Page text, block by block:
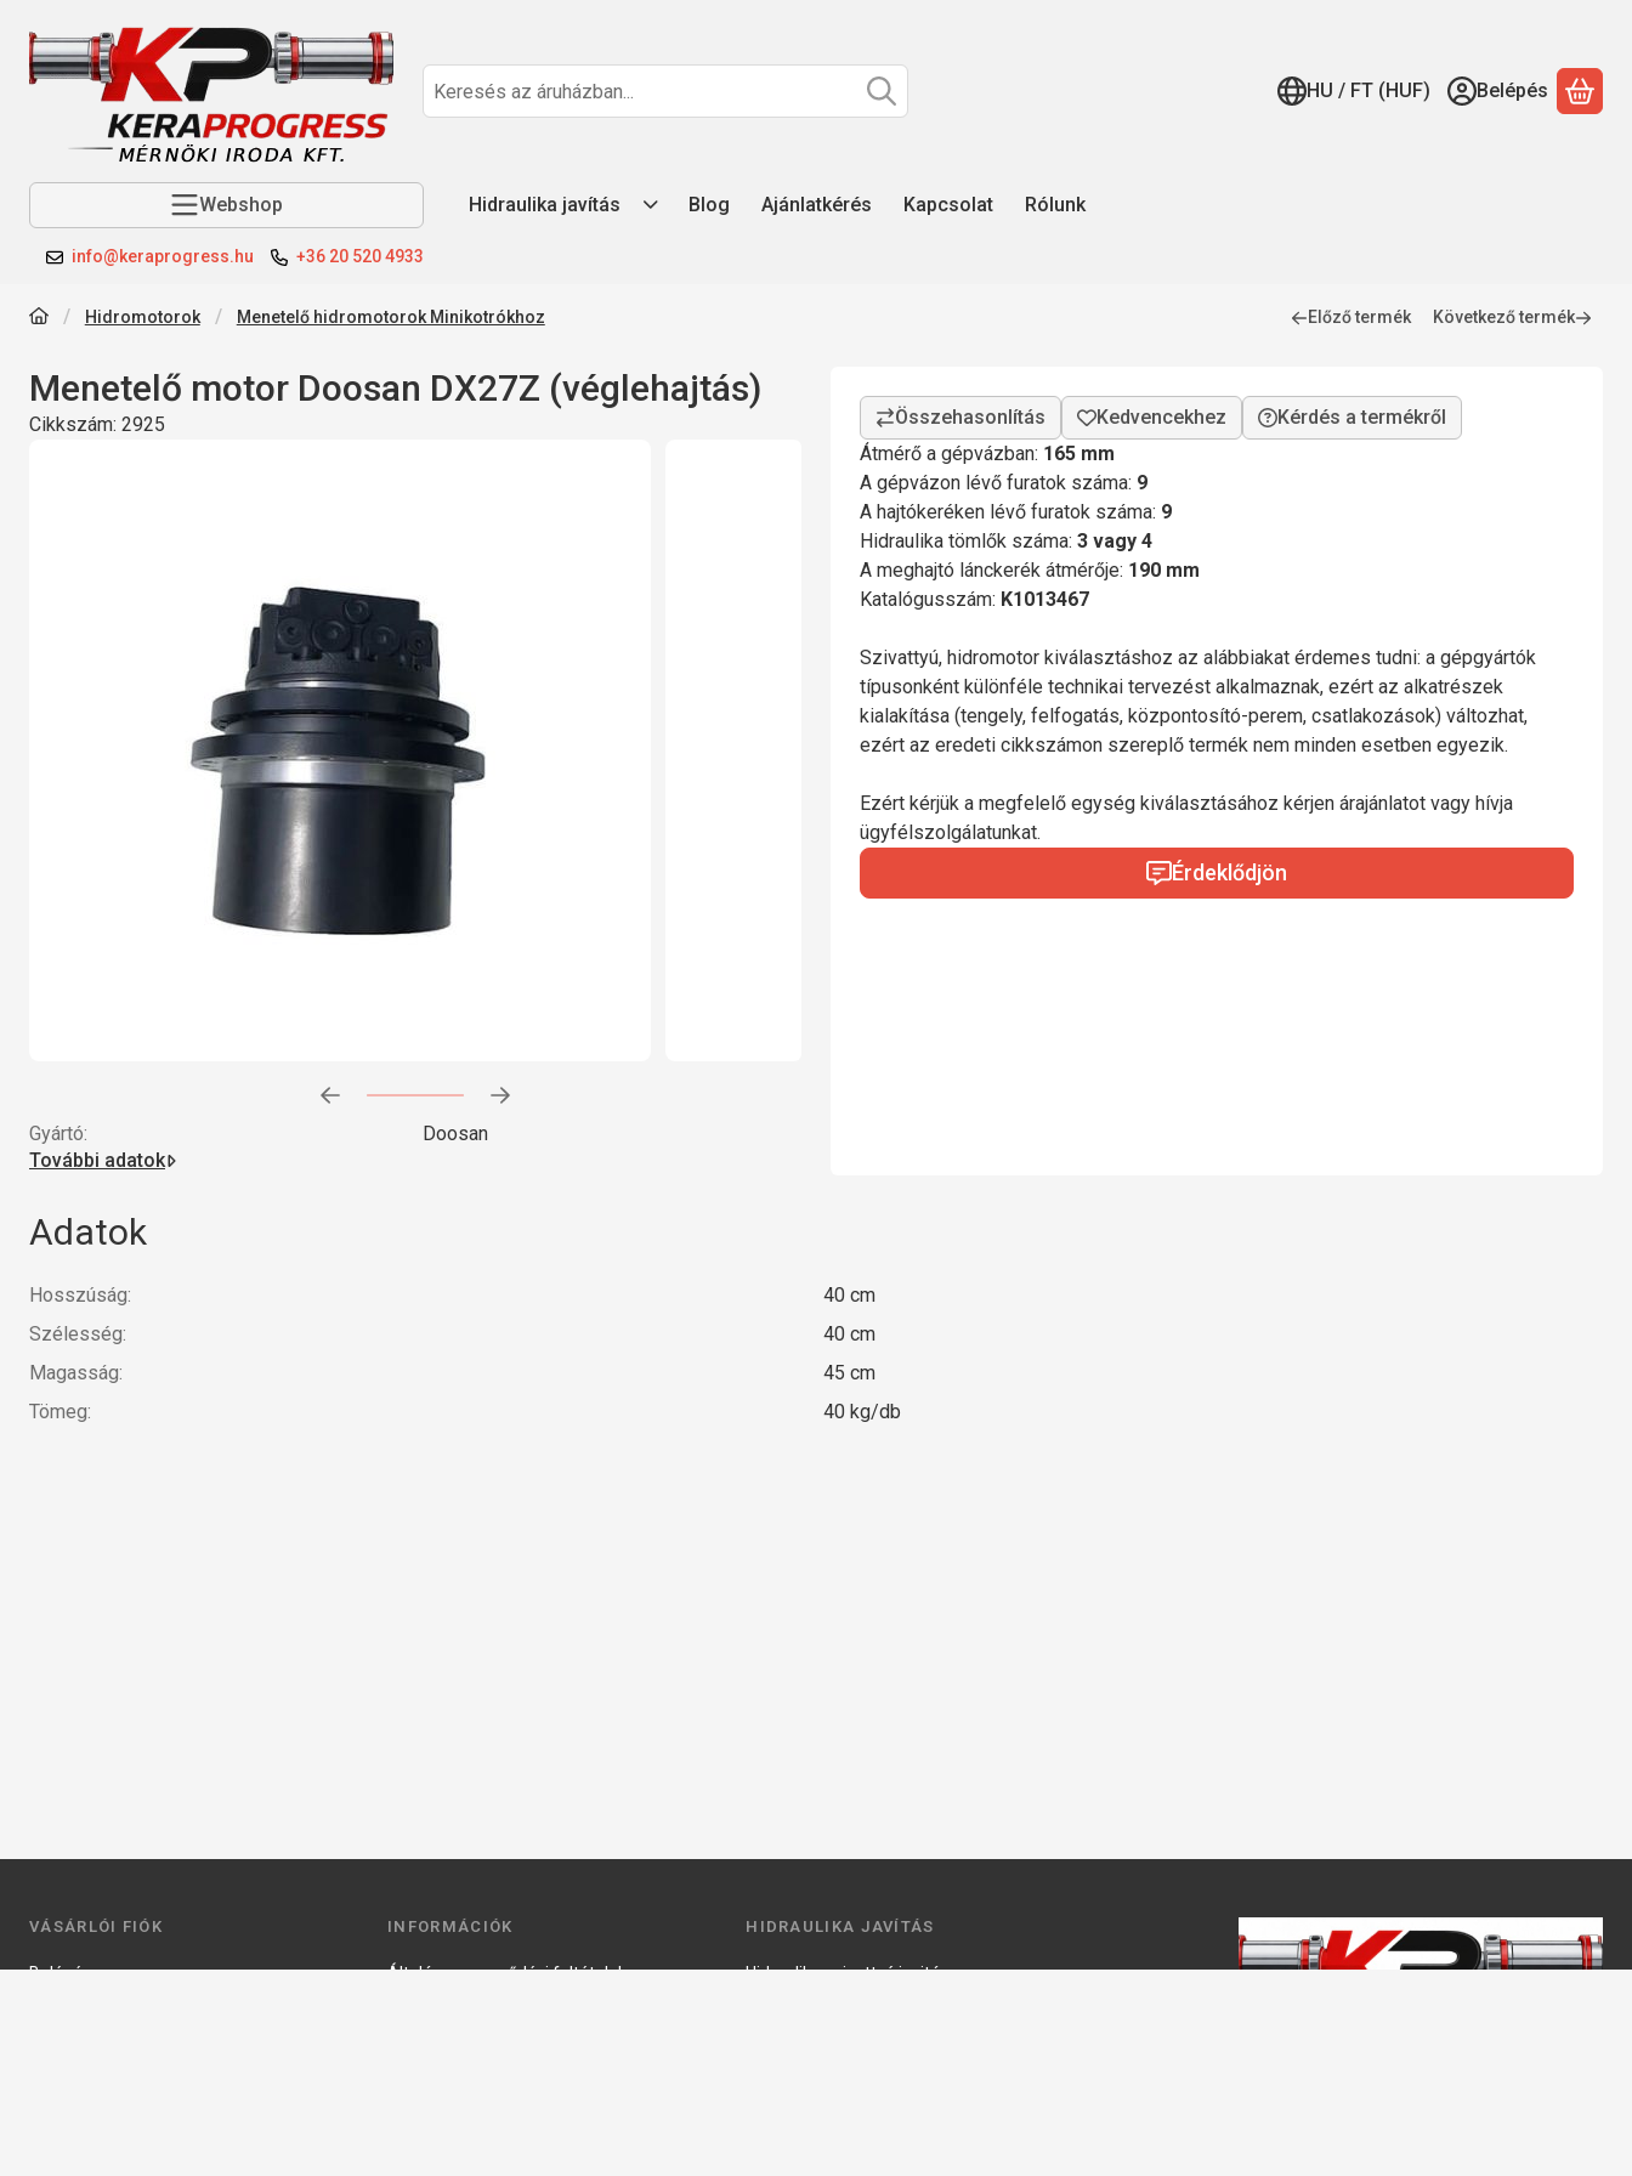
HU / FT (HUF) Belépés A
Webshop Hidraulika javítás Blog Ajánlatkérés Kapcsolat Rólunk
info@keraprogress.hu +36 20 520 4933
Hidromotorok Menetelő hidromotorok Minikotrókhoz Előző termék Következő termék
Menetelő motor Doosan DX27Z (véglehajtás)
Cikkszám: 2925
Gyártó:
Doosan
További adatok
Kérdés a termékről
Átmérő a gépvázban: 165 mm
A gépvázon lévő furatok száma: 9
A hajtókeréken lévő furatok száma: 9
Hidraulika tömlők száma: 3 vagy 4
A meghajtó lánckerék átmérője: 190 mm
Katalógusszám: K1013467
Szivattyú, hidromotor kiválasztáshoz az alábbiakat érdemes tudni: a gépgyártók
típusonként különféle technikai tervezést alkalmaznak, ezért az alkatrészek
kialakítása (tengely, felfogatás, központosító-perem, csatlakozások) változhat,
ezért az eredeti cikkszámon szereplő termék nem minden esetben egyezik.
Ezért kérjük a megfelelő egység kiválasztásához kérjen árajánlatot vagy hívja
ügyfélszolgálatunkat.
Érdeklődjön
Adatok
Hosszúság:
40 cm
Szélesség:
40 cm
Magasság:
45 cm
Tömeg:
40 kg/db
VÁSÁRLÓI FIÓK
Belépés
INFORMÁCIÓK
Általános szerződési feltételek
HIDRAULIKA JAVÍTÁS
Hidraulika szivattyú javitás